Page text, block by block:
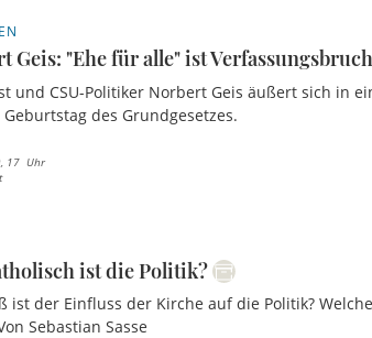
Geis: "Ehe für alle" ist Verfassungsbruch
und CSU-Politiker Norbert Geis äußert sich in
des Grundgesetzes.
17 Uhr
ist die Politik?
ist der Einfluss der Kirche auf die Politik?
Sebastian Sasse